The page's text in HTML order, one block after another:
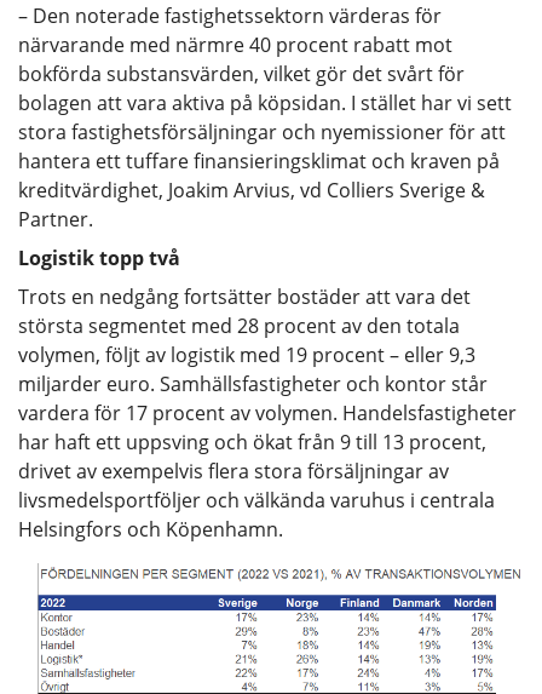
– Den noterade fastighetssektorn värderas för
närvarande med närmre 40 procent rabatt mot
bokförda substansvärden, vilket gör det svårt för
bolagen att vara aktiva på köpsidan. I stället har vi sett
stora fastighetsförsäljningar och nyemissioner för att
hantera ett tuffare finansieringsklimat och kraven på
kreditvärdighet, Joakim Arvius, vd Colliers Sverige &
Partner.
Logistik topp två
Trots en nedgång fortsätter bostäder att vara det
största segmentet med 28 procent av den totala
volymen, följt av logistik med 19 procent – eller 9,3
miljarder euro. Samhällsfastigheter och kontor står
vardera för 17 procent av volymen. Handelsfastigheter
har haft ett uppsving och ökat från 9 till 13 procent,
drivet av exempelvis flera stora försäljningar av
livsmedelsportföljer och välkända varuhus i centrala
Helsingfors och Köpenhamn.